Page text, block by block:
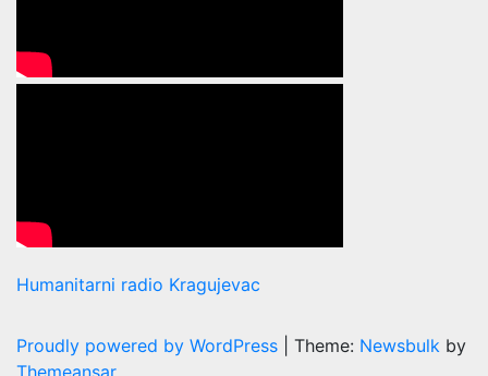
Humanitarni radio Kragujevac
Proudly powered by WordPress Theme: Newsbulk by